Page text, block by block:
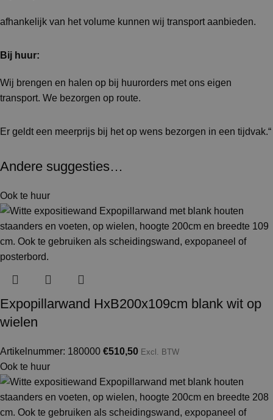
afhankelijk van het volume kunnen wij transport aanbieden.
Bij huur:
Wij brengen en halen op bij huurorders met ons eigen
transport. We bezorgen op route.
Er geldt een meerprijs bij het op wens bezorgen in een tijdvak.“
Andere suggesties…
Ook te huur
Expopillarwand HxB200x109cm blank wit op
wielen
Artikelnummer: 180000 €510,50 Excl. BTW
Ook te huur